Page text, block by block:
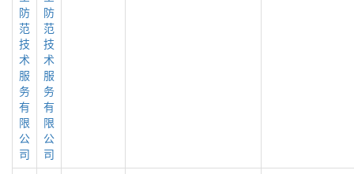
防
范
技
术
服
务
有
限
公
司
防
范
技
术
服
务
有
限
公
司